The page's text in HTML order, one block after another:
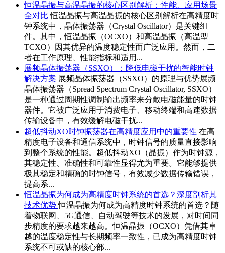
恒温晶振与高温晶振的核心区别解析：性能、应用场景
全对比 恒温晶振与高温晶振的核心区别解析在高精度时
钟系统中，晶体振荡器（Crystal Oscillator）是关键组
件。其中，恒温晶振（OCXO）和高温晶振（高温型
TCXO）因其优异的温度稳定性而广泛应用。然而，二
者在工作原理、性能指标和适用...
展频晶体振荡器（SSXO）：降低电磁干扰的智能时钟
解决方案 展频晶体振荡器（SSXO）的原理与优势展频
晶体振荡器（Spread Spectrum Crystal Oscillator, SSXO）
是一种通过周期性调制输出频率来分散电磁能量的时钟
器件。它被广泛应用于消费电子、移动终端和高速数据
传输设备中，有效缓解电磁干扰...
超低抖动XO时钟振荡器在高精度应用中的重要性 在高
精度电子设备和通信系统中，时钟信号的质量直接影响
到整个系统的性能。超低抖动XO（晶振）作为时钟源，
其稳定性、准确性和可靠性显得尤为重要。它能够提供
极其稳定和精确的时钟信号，有效减少数据传输错误，
提高系...
恒温晶振为何成为高精度时钟系统的首选？深度剖析其
技术优势 恒温晶振为何成为高精度时钟系统的首选？随
着物联网、5G通信、自动驾驶等技术的发展，对时间同
步精度的要求越来越高。恒温晶振（OCXO）凭借其卓
越的温度稳定性与长期频率一致性，已成为高精度时钟
系统不可或缺的核心部...